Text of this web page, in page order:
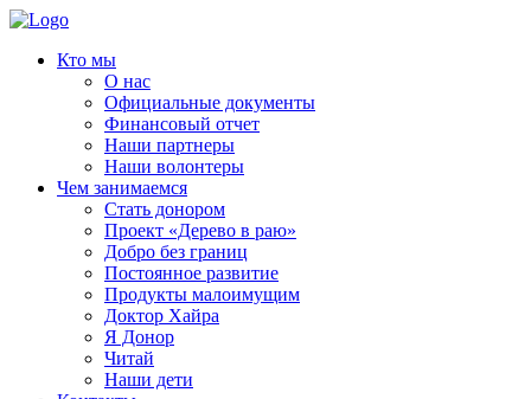
Кто мы
О нас
Официальные документы
Финансовый отчет
Наши партнеры
Наши волонтеры
Чем занимаемся
Стать донором
Проект «Дерево в раю»
Добро без границ
Постоянное развитие
Продукты малоимущим
Доктор Хайра
Я Донор
Читай
Наши дети